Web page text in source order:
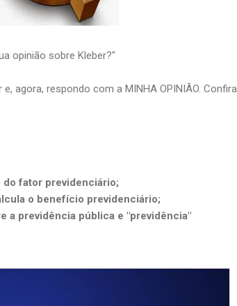
opinião sobre Kleber?"
agora, respondo com a MINHA OPINIÃO. Confira.
fator previdenciário;
o benefício previdenciário;
a previdência pública e "previdência"